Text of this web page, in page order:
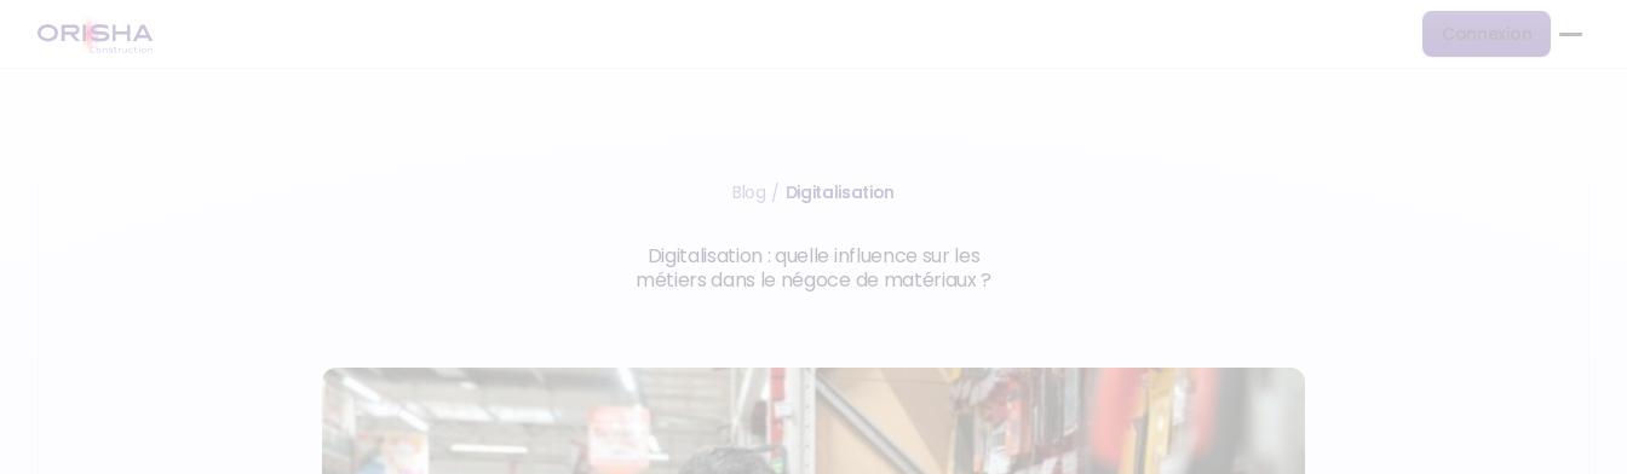
Connexion
Blog / Digitalisation
Digitalisation : quelle influence sur les
métiers dans le négoce de matériaux ?